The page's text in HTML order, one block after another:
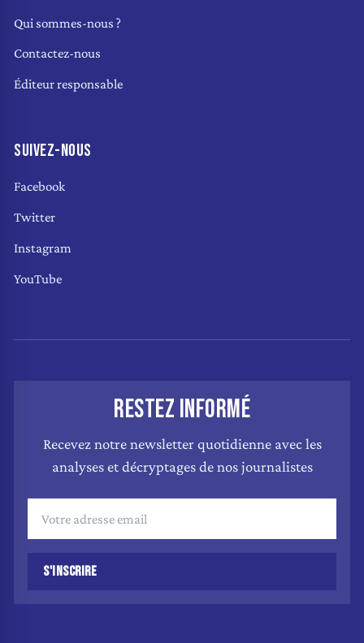
Qui sommes-nous ?
Contactez-nous
Éditeur responsable
SUIVEZ-NOUS
Facebook
Twitter
Instagram
YouTube
RESTEZ INFORMÉ
Recevez notre newsletter quotidienne avec les
analyses et décryptages de nos journalistes
S'INSCRIRE